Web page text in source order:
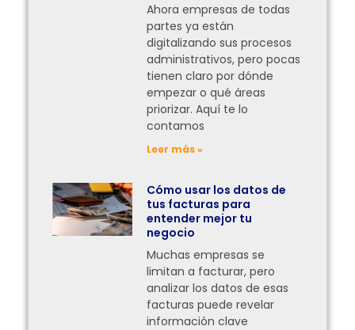
Ahora empresas de todas
partes ya están
digitalizando sus procesos
administrativos, pero pocas
tienen claro por dónde
empezar o qué áreas
priorizar. Aquí te lo
contamos
Leer más »
Cómo usar los datos de
tus facturas para
entender mejor tu
negocio
Muchas empresas se
limitan a facturar, pero
analizar los datos de esas
facturas puede revelar
información clave